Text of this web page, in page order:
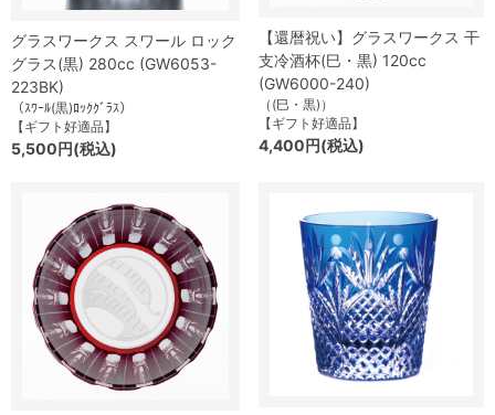
グラスワークス スワール ロック
グラス(黒) 280cc (GW6053-
223BK)
（ｽﾜｰﾙ(黒)ﾛｯｸｸﾞﾗｽ）
【ギフト好適品】
5,500円(税込)
【還暦祝い】グラスワークス 干
支冷酒杯(巳・黒) 120cc
(GW6000-240)
（(巳・黒)）
【ギフト好適品】
4,400円(税込)